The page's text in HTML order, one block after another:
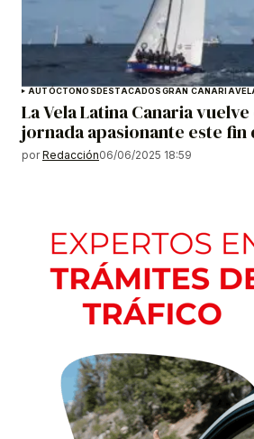
AUTÓCTONOSDESTACADOSGRAN CANARIA
La Vela Latina Canaria
jornada apasionante este fin
por Redacción06/06/2025 18:59